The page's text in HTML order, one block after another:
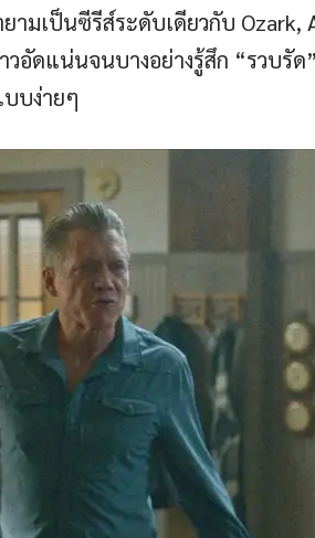
มเป็นซีรีส์ระดับเดียวกับ Ozark,
อัดแน่นจนบางอย่างรู้สึก “รวบรั
บง่ายๆ